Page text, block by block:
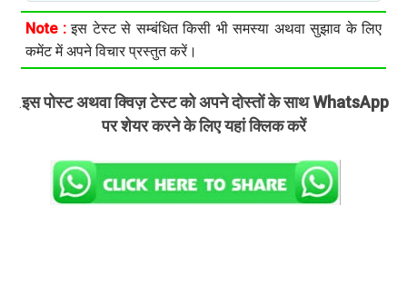
Note :इस टेस्ट से सम्बंधित किसी भी समस्या अथवा सुझाव के लिए
कमेंट में अपने विचार प्रस्तुत करें।
.इस पोस्ट अथवा क्विज़ टेस्ट को अपने दोस्तों के साथ WhatsApp
पर शेयर करने के लिए यहां क्लिक करें